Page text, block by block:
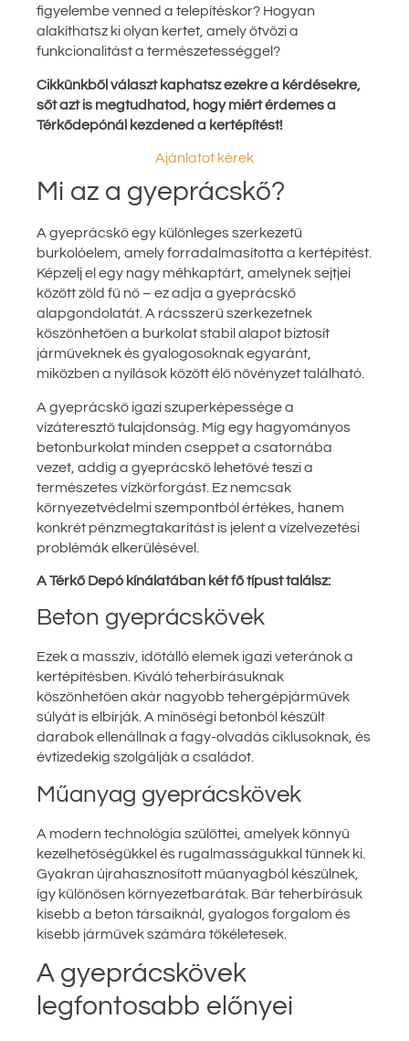
figyelembe venned a telepítéskor? Hogyan
alakíthatsz ki olyan kertet, amely ötvözi a
funkcionalitást a természetességgel?
Cikkünkből választ kaphatsz ezekre a kérdésekre,
sőt azt is megtudhatod, hogy miért érdemes a
Térkődepónál kezdened a kertépítést!
Ajánlatot kérek
Mi az a gyeprácskő?
A gyeprácskő egy különleges szerkezetű
burkolóelem, amely forradalmasította a kertépítést.
Képzelj el egy nagy méhkaptárt, amelynek sejtjei
között zöld fű nő – ez adja a gyeprácskő
alapgondolatát. A rácsszerű szerkezetnek
köszönhetően a burkolat stabil alapot biztosít
járműveknek és gyalogosoknak egyaránt,
miközben a nyílások között élő növényzet található.
A gyeprácskő igazi szuperképessége a
vízáteresztő tulajdonság. Míg egy hagyományos
betonburkolat minden cseppet a csatornába
vezet, addig a gyeprácskő lehetővé teszi a
természetes vízkörforgást. Ez nemcsak
környezetvédelmi szempontból értékes, hanem
konkrét pénzmegtakarítást is jelent a vízelvezetési
problémák elkerülésével.
A Térkő Depó kínálatában két fő típust találsz:
Beton gyeprácskövek
Ezek a masszív, időtálló elemek igazi veteránok a
kertépítésben. Kiváló teherbírásuknak
köszönhetően akár nagyobb tehergépjárművek
súlyát is elbírják. A minőségi betonból készült
darabok ellenállnak a fagy-olvadás ciklusoknak, és
évtizedekig szolgálják a családot.
Műanyag gyeprácskövek
A modern technológia szülöttei, amelyek könnyű
kezelhetőségükkel és rugalmasságukkal tűnnek ki.
Gyakran újrahasznosított műanyagból készülnek,
így különösen környezetbarátak. Bár teherbírásuk
kisebb a beton társaiknál, gyalogos forgalom és
kisebb járművek számára tökéletesek.
A gyeprácskövek
legfontosabb előnyei